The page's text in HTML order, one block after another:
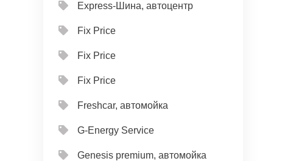
Express-Шина, автоцентр
Fix Price
Fix Price
Fix Price
Freshcar, автомойка
G-Energy Service
Genesis premium, автомойка